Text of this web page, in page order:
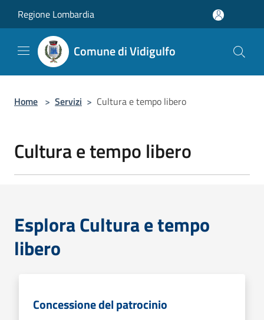
Regione Lombardia
Comune di Vidigulfo
Home > Servizi > Cultura e tempo libero
Cultura e tempo libero
Esplora Cultura e tempo
libero
Concessione del patrocinio